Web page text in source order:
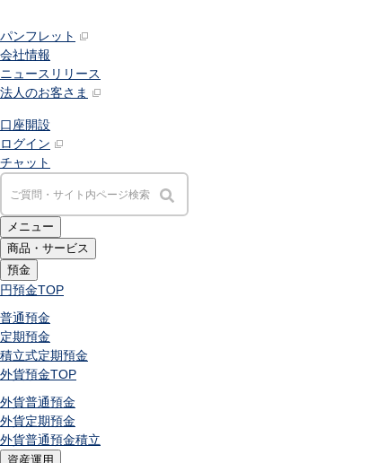
パンフレット
会社情報
ニュースリリース
法人のお客さま
口座開設
ログイン
チャット
メニュー
商品・サービス
預金
円預金TOP
普通預金
定期預金
積立式定期預金
外貨預金TOP
外貨普通預金
外貨定期預金
外貨普通預金積立
資産運用